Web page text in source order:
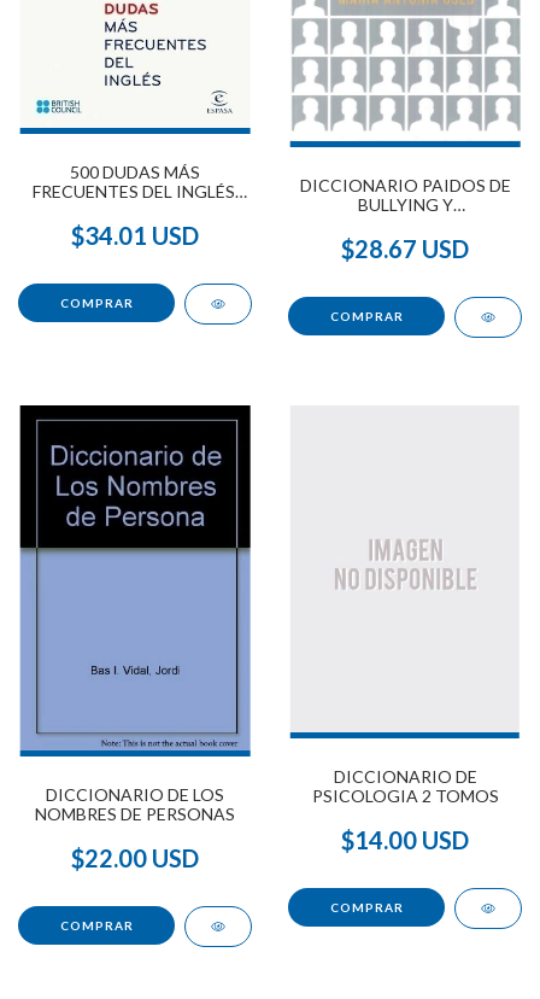
500 DUDAS MÁS
FRECUENTES DEL INGLÉS,
$34.01 USD
DICCIONARIO PAIDOS DE
BULLYING Y
$28.67 USD
DICCIONARIO DE LOS
NOMBRES DE PERSONAS
$22.00 USD
DICCIONARIO DE
PSICOLOGIA 2 TOMOS
$14.00 USD